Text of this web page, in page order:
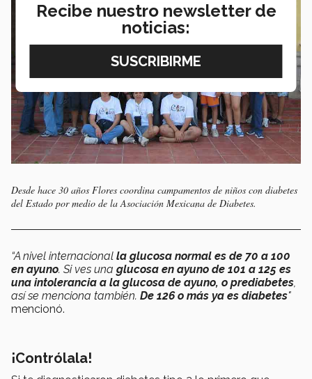
Desde hace 30 años Flores coordina campamentos de niños con diabetes
del Estado por medio de la Asociación Mexicana de Diabetes.
“A nivel internacional la glucosa normal es de 70 a 100
en ayuno. Si ves una glucosa en ayuno de 101 a 125 es
una intolerancia a la glucosa de ayuno, o prediabetes,
así se menciona también. De 126 o más ya es diabetes"
mencionó.
¡Contrólala!
Recibe nuestro newsletter de
noticias: